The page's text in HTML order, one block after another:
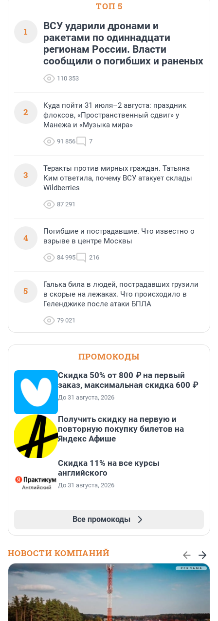
ТОП 5
1
ВСУ ударили дронами и
ракетами по одиннадцати
регионам России. Власти
сообщили о погибших и раненых
110 353
2
Куда пойти 31 июля–2 августа: праздник
флоксов, «Пространственный сдвиг» у
Манежа и «Музыка мира»
91 856 7
3
Теракты против мирных граждан. Татьяна
Ким ответила, почему ВСУ атакует склады
Wildberries
87 291
4
Погибшие и пострадавшие. Что известно о
взрыве в центре Москвы
84 995 216
5
Галька била в людей, пострадавших грузили
в скорые на лежаках. Что происходило в
Геленджике после атаки БПЛА
79 021
ПРОМОКОДЫ
Скидка 50% от 800 ₽ на первый
заказ, максимальная скидка 600 ₽
До 31 августа, 2026
Получить скидку на первую и
повторную покупку билетов на
Яндекс Афише
Скидка 11% на все курсы
английского
До 31 августа, 2026
Все промокоды
НОВОСТИ КОМПАНИЙ